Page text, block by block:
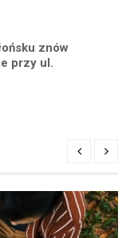
znów
przy ul.